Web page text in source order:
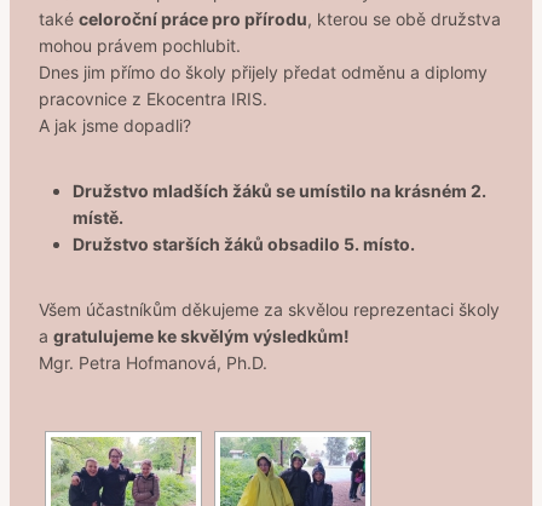
také celoroční práce pro přírodu, kterou se obě družstva
mohou právem pochlubit.
Dnes jim přímo do školy přijely předat odměnu a diplomy
pracovnice z Ekocentra IRIS.
A jak jsme dopadli?
Družstvo mladších žáků se umístilo na krásném 2.
místě.
Družstvo starších žáků obsadilo 5. místo.
Všem účastníkům děkujeme za skvělou reprezentaci školy
a gratulujeme ke skvělým výsledkům!
Mgr. Petra Hofmanová, Ph.D.